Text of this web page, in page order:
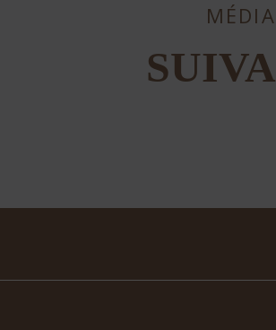
MÉDIA